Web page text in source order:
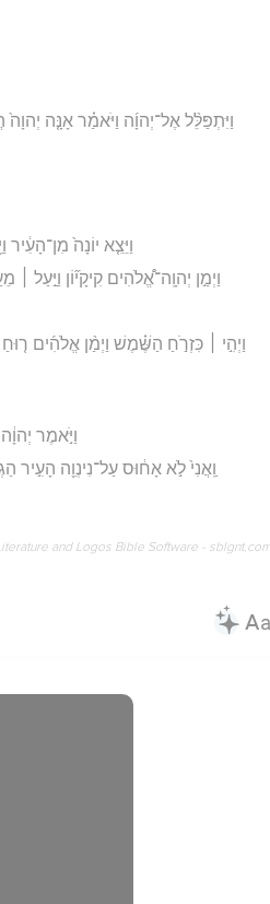
וַיִּתְפַּלֵּ֨ל אֶל־יְהוָ֜ה וַיֹּאמַ֗ר אָנָּ֤ה
וַיֵּצֵ֤א יוֹנָה֙
וַיְמַ֣ן יְהוָֽה־אֱ֠לֹהִים קִיקָי֞וֹן וַיַּ֣עַל
וַיְהִ֣י ׀ כִּזְרֹ֣חַ הַשֶּׁ֗מֶשׁ וַיְמַ֨ן אֱלֹהִ֜ים
וַיֹּ֣אמֶר
וַֽאֲנִי֙ לֹ֣א אָח֔וּס עַל־נִינְוֵ֖ה
and Logos Bible Software - sblgnt.com